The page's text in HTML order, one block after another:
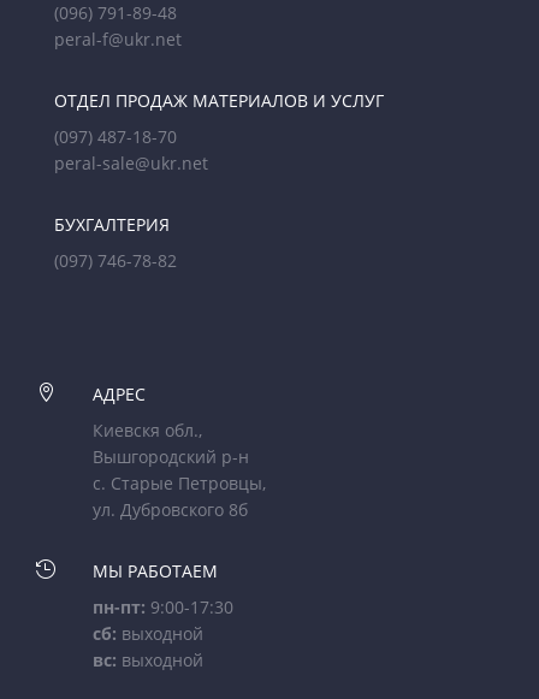
(096) 791-89-48
peral-f@ukr.net
ОТДЕЛ ПРОДАЖ МАТЕРИАЛОВ И УСЛУГ
(097) 487-18-70
peral-sale@ukr.net
БУХГАЛТЕРИЯ
(097) 746-78-82

АДРЕС
Киевскя обл.,
Вышгородский р-н
с. Старые Петровцы,
ул. Дубровского 8б

МЫ РАБОТАЕМ
пн-пт: 9:00-17:30
сб: выходной
вс: выходной